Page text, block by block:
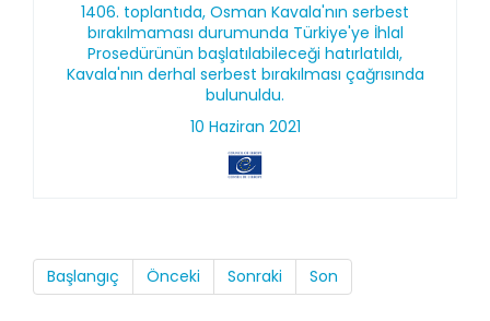
1406. toplantıda, Osman Kavala'nın serbest
bırakılmaması durumunda Türkiye'ye İhlal
Prosedürünün başlatılabileceği hatırlatıldı,
Kavala'nın derhal serbest bırakılması çağrısında
bulunuldu.
10 Haziran 2021
Başlangıç Önceki Sonraki Son